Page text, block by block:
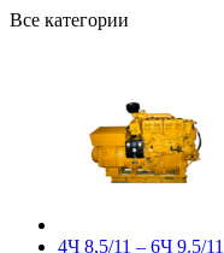
Все категории
4Ч 8,5/11 – 6Ч 9.5/11